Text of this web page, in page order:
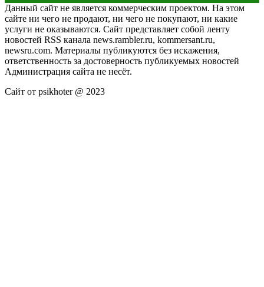
Данный сайт не является коммерческим проектом. На этом
сайте ни чего не продают, ни чего не покупают, ни какие
услуги не оказываются. Сайт представляет собой ленту
новостей RSS канала news.rambler.ru, kommersant.ru,
newsru.com. Материалы публикуются без искажения,
ответственность за достоверность публикуемых новостей
Администрация сайта не несёт.
Сайт от psikhoter @ 2023